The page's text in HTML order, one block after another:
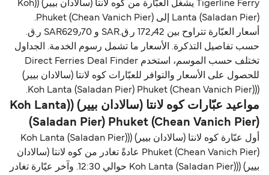
Tigerline Ferry يشغّل العبّارة من كوه لانتا (سالادان بيير) ((Koh
Lanta (Saladan Pier) إلى Phuket (Chean Vanich Pier).
أسعار العبّارة تتراوح بين 172٫42 ر.ق.‏SAR و SAR629٫70 ر.ق.‏
حسب تفاصيل التذكرة. الأسعار ما تشمل رسوم الخدمة. الجداول
تختلف حسب الموسم، استخدم Direct Ferries Deal Finder
للحصول على الأسعار والتوافر للعبّارات كوه لانتا (سالادان بيير)
((Koh Lanta (Saladan Pier) Phuket (Chean Vanich Pier).
مواعيد عبّارات كوه لانتا (سالادان بيير) ((Koh Lanta
(Saladan Pier) Phuket (Chean Vanich Pier)
أول عبّارة كوه لانتا (سالادان بيير) ((Koh Lanta (Saladan Pier)
Phuket (Chean Vanich Pier) عادةً تغادر من كوه لانتا (سالادان
بيير) ((Koh Lanta (Saladan Pier) حوالي 12:30. وآخر عبّارة تغادر